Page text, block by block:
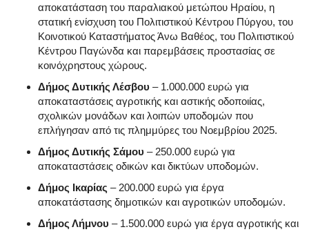
αποκατάσταση του παραλιακού μετώπου Ηραίου, η
στατική ενίσχυση του Πολιτιστικού Κέντρου Πύργου, του
Κοινοτικού Καταστήματος Άνω Βαθέος, του Πολιτιστικού
Κέντρου Παγώνδα και παρεμβάσεις προστασίας σε
κοινόχρηστους χώρους.
Δήμος Δυτικής Λέσβου – 1.000.000 ευρώ για
αποκαταστάσεις αγροτικής και αστικής οδοποιίας,
σχολικών μονάδων και λοιπών υποδομών που
επλήγησαν από τις πλημμύρες του Νοεμβρίου 2025.
Δήμος Δυτικής Σάμου – 250.000 ευρώ για
αποκαταστάσεις οδικών και δικτύων υποδομών.
Δήμος Ικαρίας – 200.000 ευρώ για έργα
αποκατάστασης δημοτικών και αγροτικών υποδομών.
Δήμος Λήμνου – 1.500.000 ευρώ για έργα αγροτικής και